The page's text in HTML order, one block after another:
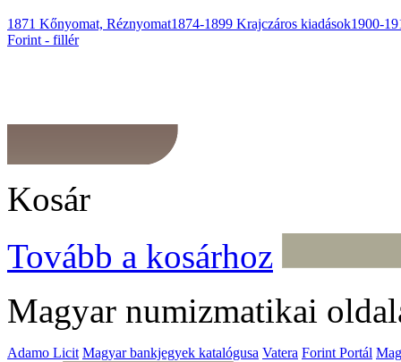
1871 Kőnyomat, Réznyomat1874-1899 Krajczáros kiadások1900-
Forint - fillér
Kosár
Tovább a kosárhoz
Magyar numizmatikai
Adamo Licit Magyar bankjegyek katalógusa Vatera Forint Portál